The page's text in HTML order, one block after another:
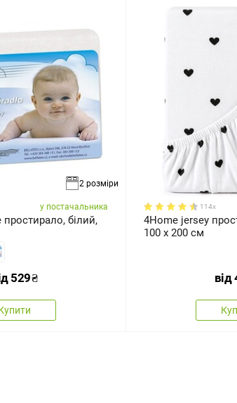
2 розміри
у постачальника
білий,
529₴
114x
4Home jersey
100 x 200 см
від